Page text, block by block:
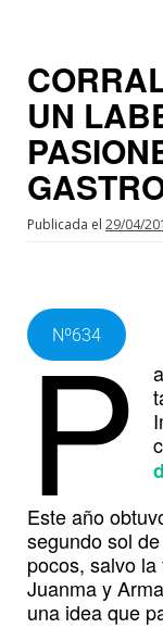
UN
Publicada el 29/04/
Nº634
P
Este año
segundo sol
pocos, salvo
Juanma y
una idea que